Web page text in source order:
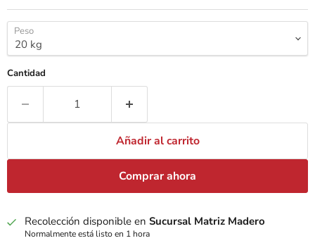
Peso
Cantidad
Añadir al carrito
Comprar ahora
Recolección disponible en Sucursal Matriz Madero
Normalmente está listo en 1 hora